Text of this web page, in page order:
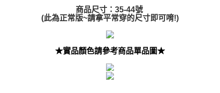
商品尺寸：35-44號
(此為正常版~請拿平常穿的尺寸即可唷!)
★實品顏色請參考商品單品圖★